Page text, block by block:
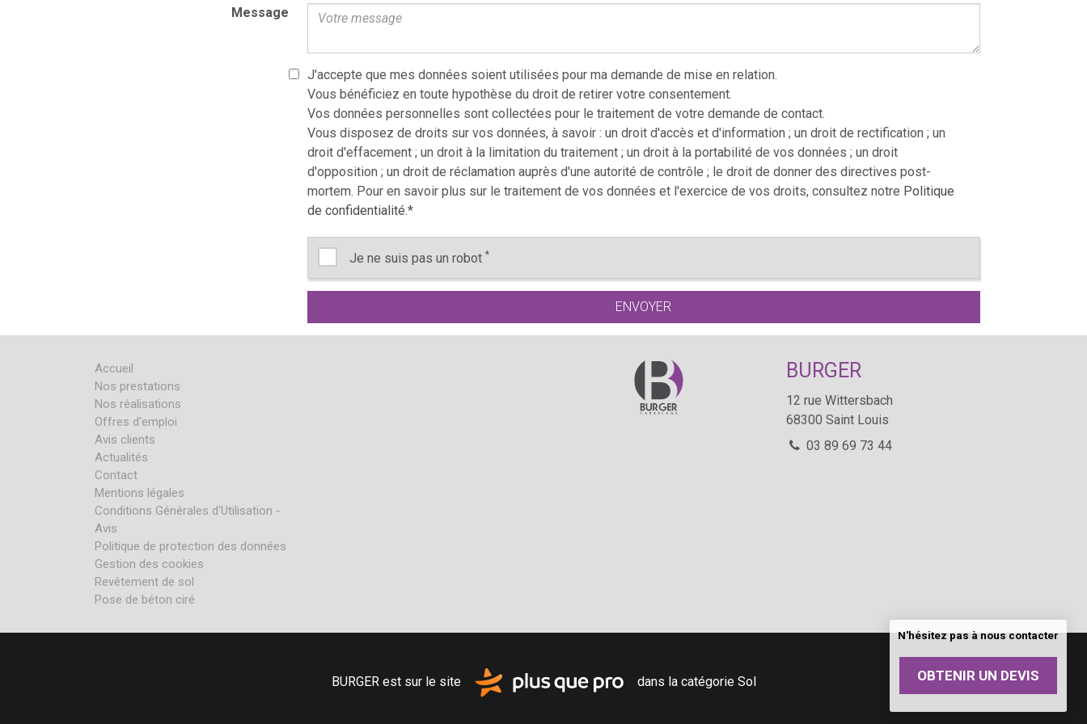
N'hésitez pas à nous contacter
OBTENIR UN DEVIS
Message
J'accepte que mes données soient utilisées pour ma demande de mise en relation.
Vous bénéficiez en toute hypothèse du droit de retirer votre consentement.
Vos données personnelles sont collectées pour le traitement de votre demande de contact.
Vous disposez de droits sur vos données, à savoir : un droit d'accès et d'information ; un droit de rectification ; un
droit d'effacement ; un droit à la limitation du traitement ; un droit à la portabilité de vos données ; un droit
d'opposition ; un droit de réclamation auprès d'une autorité de contrôle ; le droit de donner des directives post-
mortem. Pour en savoir plus sur le traitement de vos données et l'exercice de vos droits, consultez notre Politique
de confidentialité.*
Je ne suis pas un robot *
Accueil
Nos prestations
Nos réalisations
Offres d'emploi
Avis clients
Actualités
Contact
Mentions légales
Conditions Générales d'Utilisation -
Avis
Politique de protection des données
Gestion des cookies
Revêtement de sol
Pose de béton ciré
BURGER
12 rue Wittersbach
68300 Saint Louis
03 89 69 73 44
BURGER est sur le site dans la catégorie Sol